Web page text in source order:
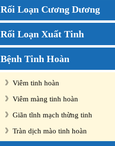
Rối Loạn Cương Dương
Rối Loạn Xuất Tinh
Bệnh Tinh Hoàn
Viêm tinh hoàn
Viêm màng tinh hoàn
Giãn tĩnh mạch thừng tinh
Tràn dịch mào tinh hoàn